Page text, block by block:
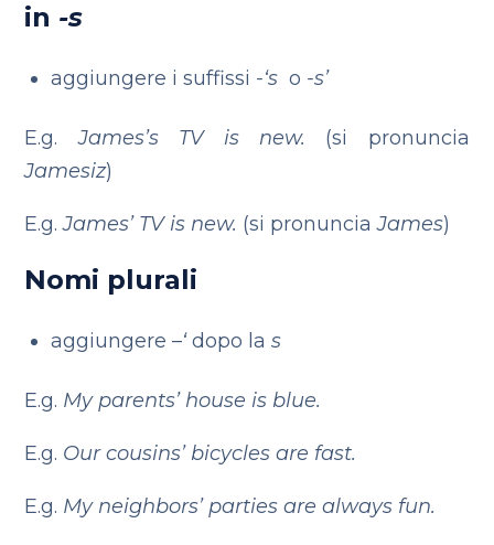
in -s
aggiungere i suffissi -‘so -s’
E.g.James’s TV is new. (si pronuncia
Jamesiz)
E.g.James’ TV is new. (si pronunciaJames)
Nomi plurali
aggiungere –‘dopo la s
E.g. My parents’ house is blue.
E.g. Our cousins’ bicycles are fast.
E.g. My neighbors’ parties are always fun.